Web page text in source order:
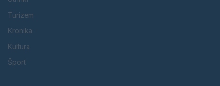
Turizem
Kronika
Kultura
Šport